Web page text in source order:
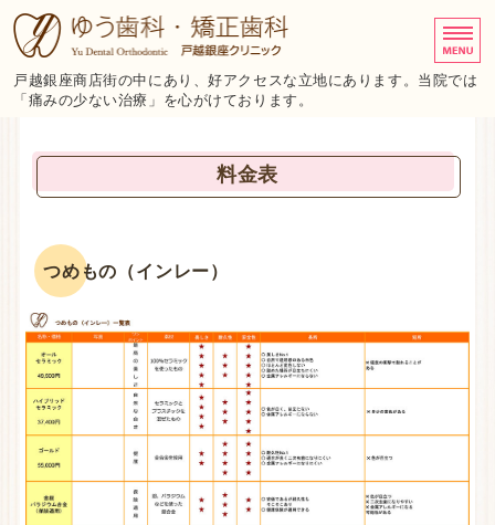
戸越銀座商店街の中にあり、好アクセスな立地にあります。当院では
「痛みの少ない治療」を心がけております。
おやしらず治療
矯正治療
料金表
医院紹介
料金表
つめもの（インレー）